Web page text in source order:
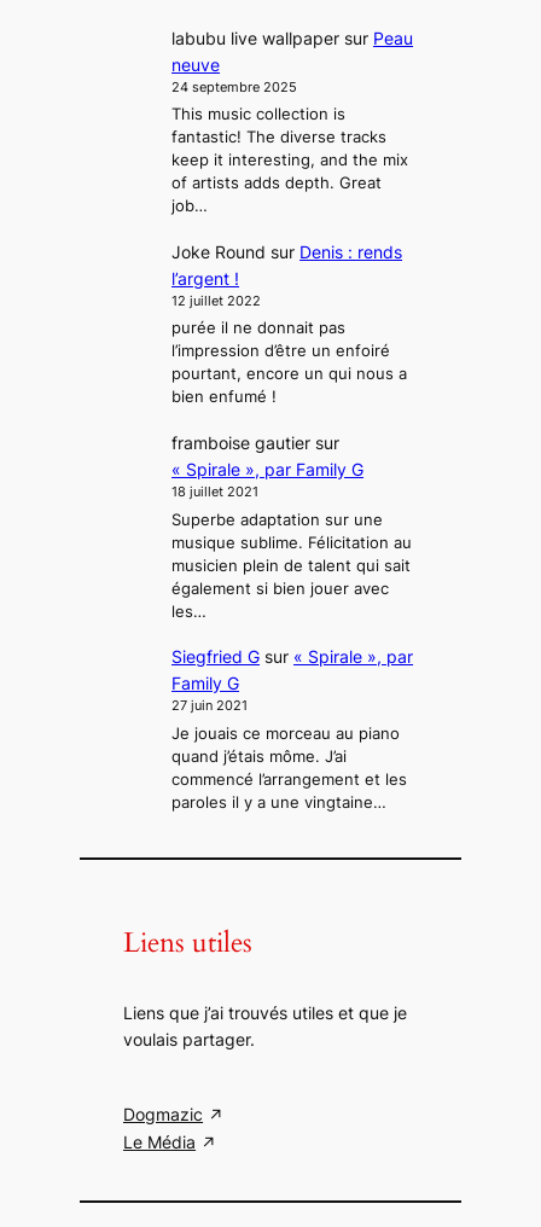
labubu live wallpaper sur Peau
neuve
24 septembre 2025
This music collection is
fantastic! The diverse tracks
keep it interesting, and the mix
of artists adds depth. Great
job…
Joke Round sur Denis : rends
l’argent !
12 juillet 2022
purée il ne donnait pas
l’impression d’être un enfoiré
pourtant, encore un qui nous a
bien enfumé !
framboise gautier sur
« Spirale », par Family G
18 juillet 2021
Superbe adaptation sur une
musique sublime. Félicitation au
musicien plein de talent qui sait
également si bien jouer avec
les…
Siegfried G sur « Spirale », par
Family G
27 juin 2021
Je jouais ce morceau au piano
quand j’étais môme. J’ai
commencé l’arrangement et les
paroles il y a une vingtaine…
Liens utiles
Liens que j’ai trouvés utiles et que je
voulais partager.
Dogmazic
Le Média